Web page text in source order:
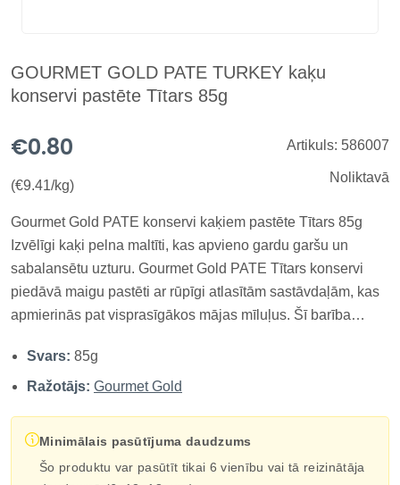
GOURMET GOLD PATE TURKEY kaķu
konservi pastēte Tītars 85g
€0.80
(€9.41/kg)
Artikuls: 586007
Noliktavā
Gourmet Gold PATE konservi kaķiem pastēte Tītars 85g
Izvēlīgi kaķi pelna maltīti, kas apvieno gardu garšu un
sabalansētu uzturu. Gourmet Gold PATE Tītars konservi
piedāvā maigu pastēti ar rūpīgi atlasītām sastāvdaļām, kas
apmierinās pat visprasīgākos mājas mīluļus. Šī barība
un dzīvespriecīgs katru dienu. TOP 3 ieguvumi Tītara gaļa –
d...
Svars: 85g
Ražotājs: Gourmet Gold
Minimālais pasūtījuma daudzums
Šo produktu var pasūtīt tikai 6 vienību vai tā reizinātāja